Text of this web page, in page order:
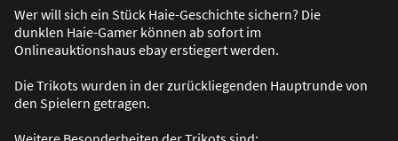
Wer will sich ein Stück Haie-Geschichte sichern? Die
dunklen Haie-Gamer können ab sofort im
Onlineauktionshaus ebay erstiegert werden.
Die Trikots wurden in der zurückliegenden Hauptrunde von
den Spielern getragen.